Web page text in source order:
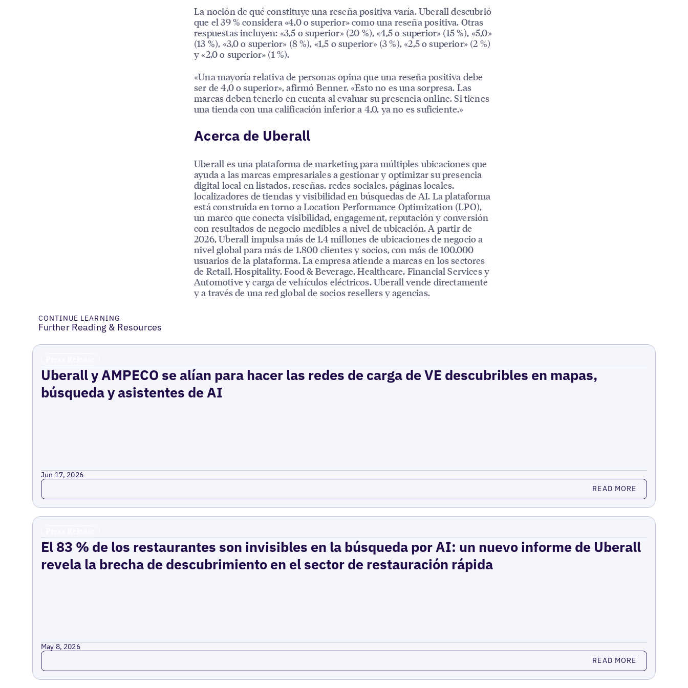
La noción de qué constituye una reseña positiva varía. Uberall descubrió
que el 39 % considera «4,0 o superior» como una reseña positiva. Otras
respuestas incluyen: «3,5 o superior» (20 %), «4,5 o superior» (15 %), «5,0»
(13 %), «3,0 o superior» (8 %), «1,5 o superior» (3 %), «2,5 o superior» (2 %)
y «2,0 o superior» (1 %).
«Una mayoría relativa de personas opina que una reseña positiva debe
ser de 4,0 o superior», afirmó Benner. «Esto no es una sorpresa. Las
marcas deben tenerlo en cuenta al evaluar su presencia online. Si tienes
una tienda con una calificación inferior a 4,0, ya no es suficiente.»
Acerca de Uberall
Uberall es una plataforma de marketing para múltiples ubicaciones que
ayuda a las marcas empresariales a gestionar y optimizar su presencia
digital local en listados, reseñas, redes sociales, páginas locales,
localizadores de tiendas y visibilidad en búsquedas de AI. La plataforma
está construida en torno a Location Performance Optimization (LPO),
un marco que conecta visibilidad, engagement, reputación y conversión
con resultados de negocio medibles a nivel de ubicación. A partir de
2026, Uberall impulsa más de 1,4 millones de ubicaciones de negocio a
nivel global para más de 1.800 clientes y socios, con más de 100.000
usuarios de la plataforma. La empresa atiende a marcas en los sectores
de Retail, Hospitality, Food & Beverage, Healthcare, Financial Services y
Automotive y carga de vehículos eléctricos. Uberall vende directamente
y a través de una red global de socios resellers y agencias.
CONTINUE LEARNING
Further Reading & Resources
Uberall y AMPECO se alían para hacer las redes de carga de VE descubribles en mapas,
búsqueda y asistentes de AI
Jun 17, 2026
Read more READ MORE
El 83 % de los restaurantes son invisibles en la búsqueda por AI: un nuevo informe de Uberall
revela la brecha de descubrimiento en el sector de restauración rápida
May 8, 2026
Read more READ MORE